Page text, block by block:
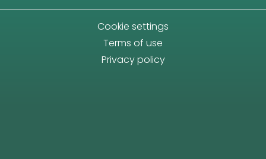
Cookie settings
Terms of use
Privacy policy